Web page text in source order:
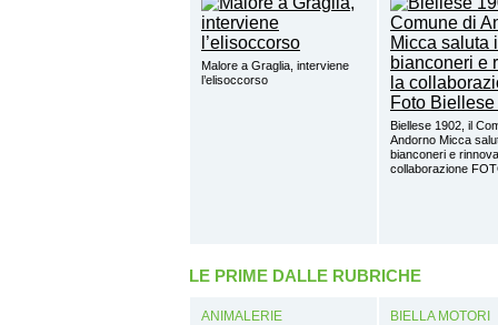
Malore a Graglia, interviene
l’elisoccorso
Biellese 1902, il
Andorno Micca
bianconeri e
collaborazione
LE PRIME DALLE RUBRICHE
ANIMALERIE BIELLA MOTORI